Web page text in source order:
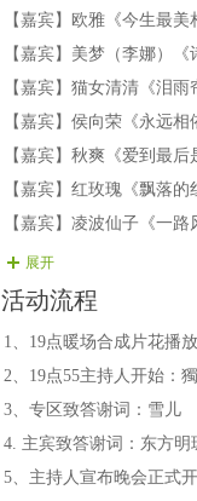
【嘉宾】欧雅《今生最美
【嘉宾】美梦（李娜）
【嘉宾】猫女清清《泪雨
【嘉宾】侯向荣《永远
【嘉宾】秋爽《爱到最
【嘉宾】红玫瑰《飘落的
【嘉宾】凌波仙子《一路
【嘉宾】紫蔷薇 《梦里
【嘉宾】清荷《别跟我耍
展开
活动流程
1、19点暖场合成片花播放
2、19点55主持人开始：
3、专区致答谢词：雪儿
4. 主宾致答谢词：东方明
5、主持人宣布晚会正式